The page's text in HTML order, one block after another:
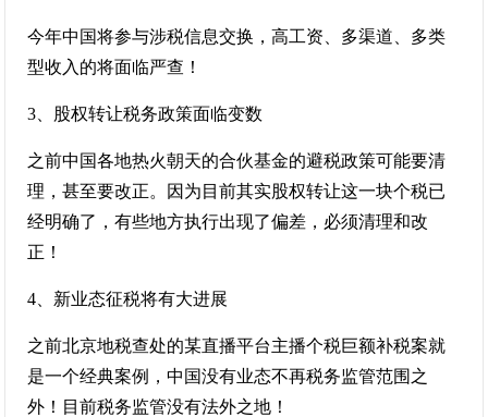
今年中国将参与涉税信息交换，高工资、多渠道、多类
型收入的将面临严查！
3、股权转让税务政策面临变数
之前中国各地热火朝天的合伙基金的避税政策可能要清
理，甚至要改正。因为目前其实股权转让这一块个税已
经明确了，有些地方执行出现了偏差，必须清理和改
正！
4、新业态征税将有大进展
之前北京地税查处的某直播平台主播个税巨额补税案就
是一个经典案例，中国没有业态不再税务监管范围之
外！目前税务监管没有法外之地！